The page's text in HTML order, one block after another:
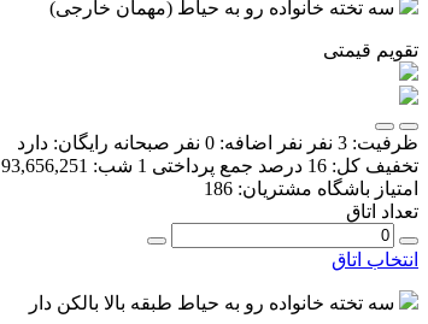
سه تخته خانواده رو به حیاط (مهمان خارجی)
تقویم قیمتی
ظرفیت: 3 نفر نفر اضافه: 0 نفر صبحانه رایگان: دارد
تخفیف کل: 16 درصد جمع پرداختی 1 شب: 93,656,251 ریال
امتیاز باشگاه مشتریان: 186
تعداد اتاق
انتخاب اتاق
سه تخته خانواده رو به حیاط طبقه بالا بالکن دار